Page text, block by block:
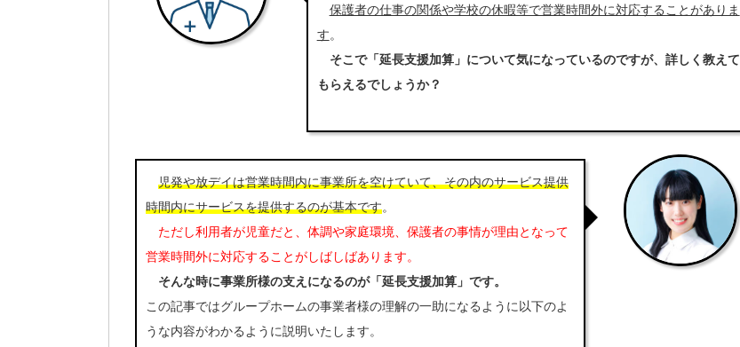
保護者の仕事の関係や学校の休暇等で営業時間外に対応することがありま
す。
そこで「延長支援加算」について気になっているのですが、詳しく教えて
もらえるでしょうか？
児発や放デイは営業時間内に事業所を空けていて、その内のサービス提供
時間内にサービスを提供するのが基本です。
ただし利用者が児童だと、体調や家庭環境、保護者の事情が理由となって
営業時間外に対応することがしばしばあります。
そんな時に事業所様の支えになるのが「延長支援加算」です。
この記事ではグループホームの事業者様の理解の一助になるように以下のよ
うな内容がわかるように説明いたします。